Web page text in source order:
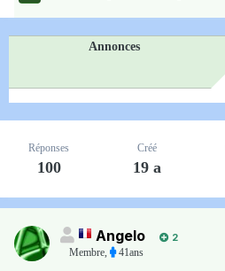
Annonces
Réponses
100
Créé
19 a
Angelo
2
Membre
41ans